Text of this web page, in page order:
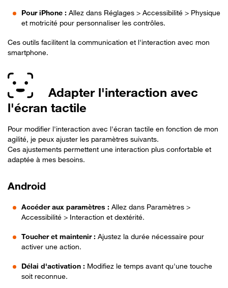
Pour iPhone : Allez dans Réglages > Accessibilité > Physique
et motricité pour personnaliser les contrôles.
Ces outils facilitent la communication et l'interaction avec mon
smartphone.
Adapter l'interaction avec
l'écran tactile
Pour modifier l'interaction avec l'écran tactile en fonction de mon
agilité, je peux ajuster les paramètres suivants.
Ces ajustements permettent une interaction plus confortable et
adaptée à mes besoins.
Android
Accéder aux paramètres : Allez dans Paramètres >
Accessibilité > Interaction et dextérité.
Toucher et maintenir : Ajustez la durée nécessaire pour
activer une action.
Délai d'activation : Modifiez le temps avant qu'une touche
soit reconnue.